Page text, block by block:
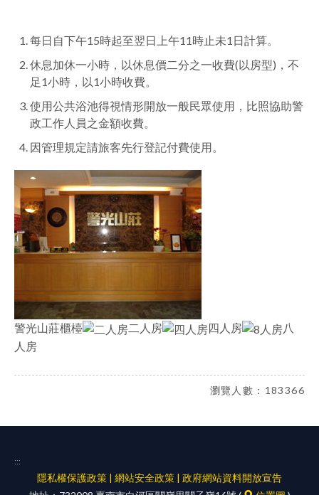
每日自下午15時起至翌日上午11時止未1日計算。
休息加休一小時，以休息價二分之一收費(以房型)，不
足1小時，以1小時收費。
使用公共浴池得視情形開放一般民眾使用，比照協助警
政工作人員之金額收費。
因管理規定請旅客先行登記付費使用。
警光山莊櫃檯 二人房 四人房
八
人房
瀏覽人數：183366
:::
隱私權保護政策 | 網站安全政策 | 政府網站資料開放宣告